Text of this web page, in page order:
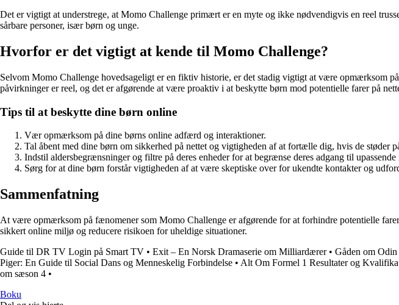
Det er vigtigt at understrege, at Momo Challenge primært er en myte og ikke nødvendigvis en reel
sårbare personer, især børn og unge.
Hvorfor er det vigtigt at kende til Momo Challenge?
Selvom Momo Challenge hovedsageligt er en fiktiv historie, er det stadig vigtigt at være opmærksom
påvirkninger er reel, og det er afgørende at være proaktiv i at beskytte børn mod potentielle farer på
Tips til at beskytte dine børn online
Vær opmærksom på dine børns online adfærd og interaktioner.
Tal åbent med dine børn om sikkerhed på nettet og vigtigheden af at fortælle dig, hvis de støder
Indstil aldersbegrænsninger og filtre på deres enheder for at begrænse deres adgang til
Sørg for at dine børn forstår vigtigheden af at være skeptiske over for ukendte kontakter og
Sammenfatning
At være opmærksom på fænomener som Momo Challenge er afgørende for at forhindre potentielle
sikkert online miljø og reducere risikoen for uheldige situationer.
Guide til DR TV Login på Smart TV • Exit – En Norsk Dramaserie om Milliardærer• Gåden om Odin
Piger: En Guide til Social Dans og Menneskelig Forbindelse • Alt Om Formel 1 Resultater og
om sæson 4 •
Boku